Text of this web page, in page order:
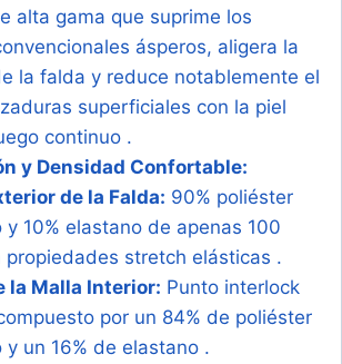
alta gama que suprime los
ásperos, aligera la
la falda y reduce notablemente el
superficiales con la piel
continuo .
y Densidad Confortable:
de la Falda: 90% poliéster
y 10% elastano de apenas 100
propiedades stretch elásticas .
la Malla Interior: Punto interlock
por un 84% de poliéster
y un 16% de elastano .